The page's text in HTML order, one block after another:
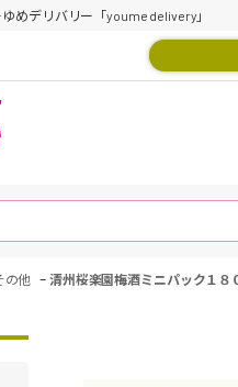
めデリバリー「youme delivery」
の他 - 清州桜楽園梅酒ミニパック１８